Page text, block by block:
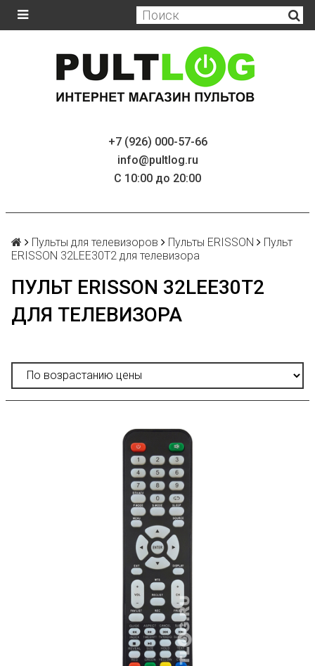
+7 (926) 000-57-66
info@pultlog.ru
С 10:00 до 20:00
Пульты для телевизоров Пульты ERISSON
Пульт
ERISSON 32LEE30T2 для телевизора
ПУЛЬТ ERISSON 32LEE30T2
ДЛЯ ТЕЛЕВИЗОРА